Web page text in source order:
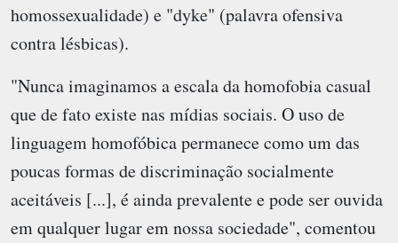
homossexualidade) e "dyke" (palavra ofensiva
contra lésbicas).
"Nunca imaginamos a escala da homofobia casual
que de fato existe nas mídias sociais. O uso de
linguagem homofóbica permanece como um das
poucas formas de discriminação socialmente
aceitáveis [...], é ainda prevalente e pode ser ouvida
em qualquer lugar em nossa sociedade", comentou